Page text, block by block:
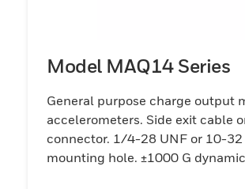
Model MAQ14 Series
General purpose charge output
accelerometers. Side exit cable
connector. 1/4-28 UNF or 10-32
mounting hole. ±1000 G